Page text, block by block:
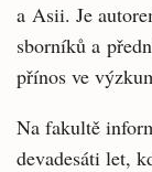
a Asii. Je
sborníků a
přínos ve
Na fakultě
devadesáti let,